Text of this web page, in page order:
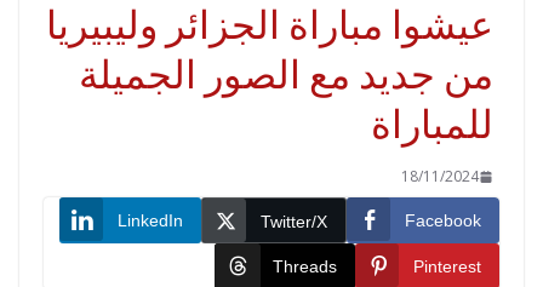
مباراة الجزائر وليبيريا
جديد مع الصور الجميلة
18/11/2024
Twitter/X
LinkedIn
Threads